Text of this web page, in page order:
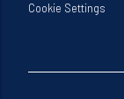
Cookie Settings